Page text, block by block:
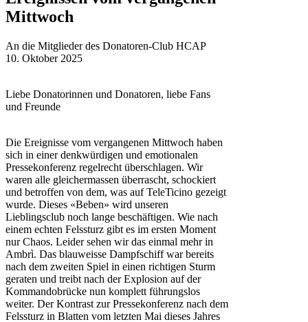
Mittwoch
An die Mitglieder des Donatoren-Club HCAP
10. Oktober 2025
Liebe Donatorinnen und Donatoren, liebe Fans
und Freunde
Die Ereignisse vom vergangenen Mittwoch haben
sich in einer denkwürdigen und emotionalen
Pressekonferenz regelrecht überschlagen. Wir
waren alle gleichermassen überrascht, schockiert
und betroffen von dem, was auf TeleTicino gezeigt
wurde. Dieses «Beben» wird unseren
Lieblingsclub noch lange beschäftigen. Wie nach
einem echten Felssturz gibt es im ersten Moment
nur Chaos. Leider sehen wir das einmal mehr in
Ambrì. Das blauweisse Dampfschiff war bereits
nach dem zweiten Spiel in einen richtigen Sturm
geraten und treibt nach der Explosion auf der
Kommandobrücke nun komplett führungslos
weiter. Der Kontrast zur Pressekonferenz nach dem
Felssturz in Blatten vom letzten Mai dieses Jahres